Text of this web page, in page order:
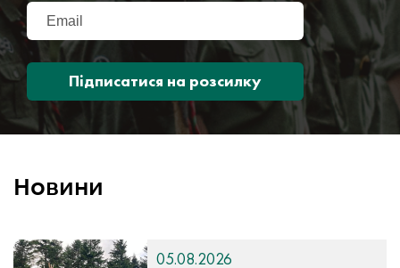
Підписатися на розсилку
Новини
05.08.2026